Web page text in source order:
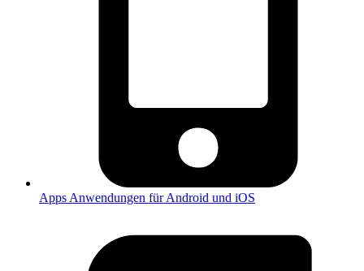
Apps Anwendungen für Android und iOS